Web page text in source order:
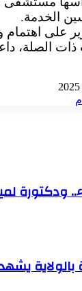
الخدمة.
على
ذات الصلة،
يشهد